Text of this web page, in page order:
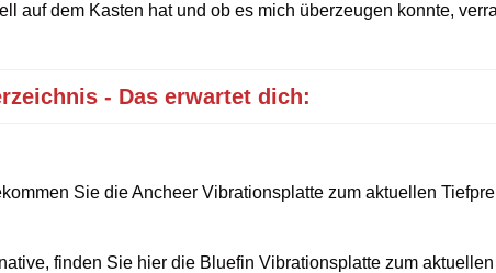
auf dem Kasten hat und ob es mich überzeugen konnte,
- Das erwartet dich:
Sie die Ancheer Vibrationsplatte zum aktuellen
finden Sie hier die Bluefin Vibrationsplatte zum